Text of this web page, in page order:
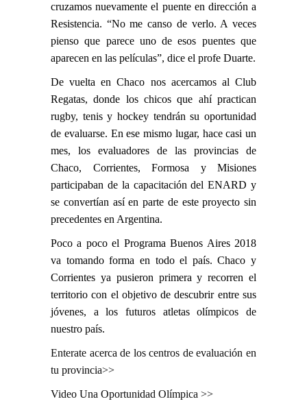
cruzamos nuevamente el puente en dirección a
Resistencia. “No me canso de verlo. A veces
pienso que parece uno de esos puentes que
aparecen en las películas”, dice el profe Duarte.
De vuelta en Chaco nos acercamos al Club
Regatas, donde los chicos que ahí practican
rugby, tenis y hockey tendrán su oportunidad
de evaluarse. En ese mismo lugar, hace casi un
mes, los evaluadores de las provincias de
Chaco, Corrientes, Formosa y Misiones
participaban de la capacitación del ENARD y
se convertían así en parte de este proyecto sin
precedentes en Argentina.
Poco a poco el Programa Buenos Aires 2018
va tomando forma en todo el país. Chaco y
Corrientes ya pusieron primera y recorren el
territorio con el objetivo de descubrir entre sus
jóvenes, a los futuros atletas olímpicos de
nuestro país.
Enterate acerca de los centros de evaluación en
tu provincia>>
Video Una Oportunidad Olímpica >>